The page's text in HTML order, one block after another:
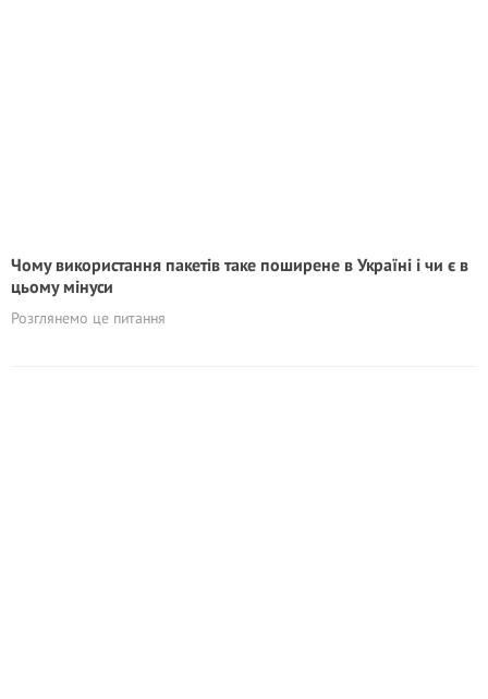
Чому використання пакетів таке поширене в Україні і чи є в
цьому мінуси
Розглянемо це питання